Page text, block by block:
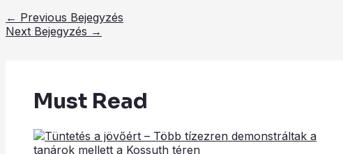
← Previous Bejegyzés
Next Bejegyzés →
Must Read